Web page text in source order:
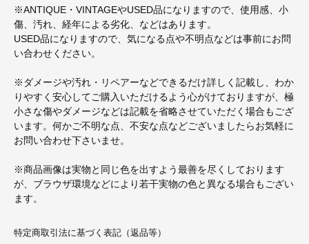
※ANTIQUE・VINTAGEやUSED品になりますので、使用感、小
傷、汚れ、経年による劣化、などはあります。
USED品になりますので、気になる点や不明点などは事前にお問
い合わせください。
※ダメージや汚れ・リペアーなどできるだけ詳しく記載し、わか
りやすく安心してご購入いただけるよう心がけておりますが、極
小さな傷やダメージなどは記載を省略させていただく場合もござ
います。何かご不明な点、不安な点などございましたらお気軽に
お問い合わせ下さいませ。
※商品画像は実物と同じ色を出すよう最善を尽くしております
が、ブラウザ環境などにより若干実物の色と異なる場合もござい
ます。
特定商取引法に基づく表記（返品等）